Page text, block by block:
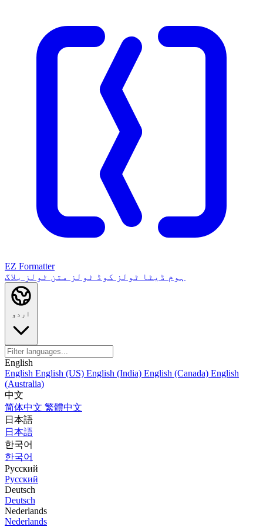
EZ Formatter
ہوم ڈیٹا ٹولز کوڈ ٹولز متن ٹولز بلاگ
اردو
English
English English (US) English (India) English (Canada) English
(Australia)
中文
简体中文 繁體中文
日本語
日本語
한국어
한국어
Русский
Русский
Deutsch
Deutsch
Nederlands
Nederlands